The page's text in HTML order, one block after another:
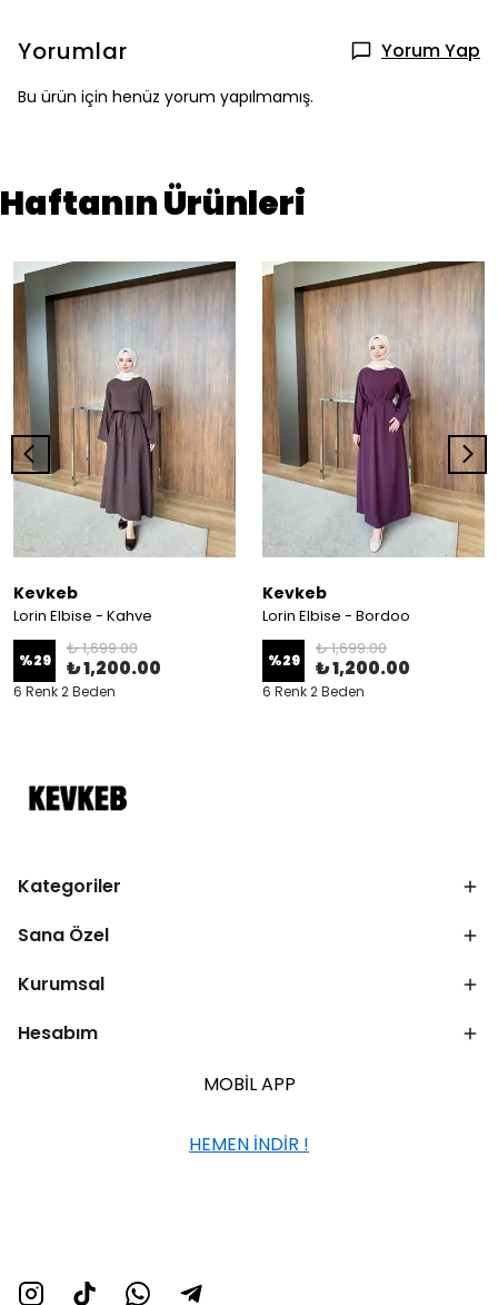
Yorumlar Yorum Yap
Bu ürün için henüz yorum yapılmamış.
Haftanın Ürünleri
Kevkeb
Lorin Elbise - Kahve
%29
₺ 1,699.00
₺ 1,200.00
6 Renk 2 Beden
Kevkeb
Lorin Elbise - Bordoo
%29
₺ 1,699.00
₺ 1,200.00
6 Renk 2 Beden
Kategoriler
Sana Özel
Kurumsal
Hesabım
MOBİL APP
HEMEN İNDİR !